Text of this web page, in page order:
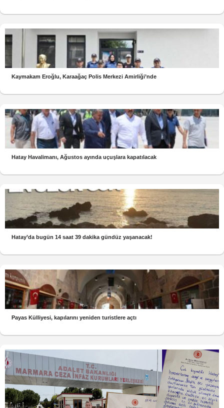
Kaymakam Eroğlu, Karaağaç Polis Merkezi Amirliği’nde
Hatay Havalimanı, Ağustos ayında uçuşlara kapatılacak
Hatay’da bugün 14 saat 39 dakika gündüz yaşanacak!
Payas Külliyesi, kapılarını yeniden turistlere açtı